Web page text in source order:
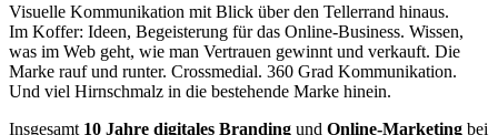
Visuelle Kommunikation mit Blick über den Tellerrand hinaus.
Im Koffer: Ideen, Begeisterung für das Online-Business. Wissen,
was im Web geht, wie man Vertrauen gewinnt und verkauft. Die
Marke rauf und runter. Crossmedial. 360 Grad Kommunikation.
Und viel Hirnschmalz in die bestehende Marke hinein.
Insgesamt 10 Jahre digitales Branding und Online-Marketing bei